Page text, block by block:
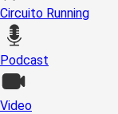
Circuito Running
Podcast
Video